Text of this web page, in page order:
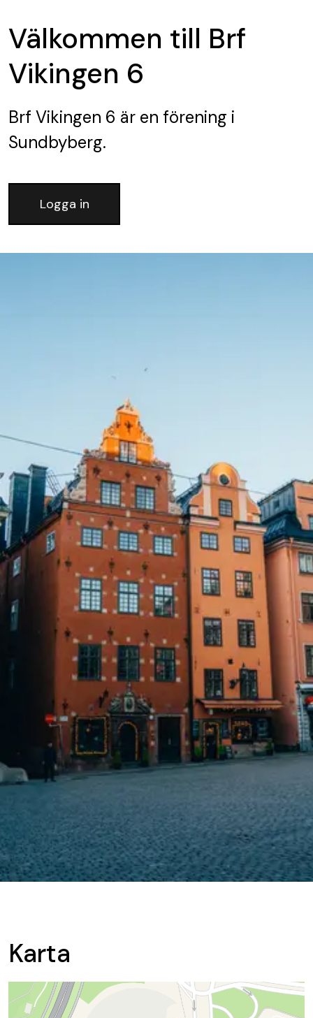
Välkommen till Brf
Vikingen 6
Brf Vikingen 6 är en förening i
Sundbyberg.
Logga in
Karta